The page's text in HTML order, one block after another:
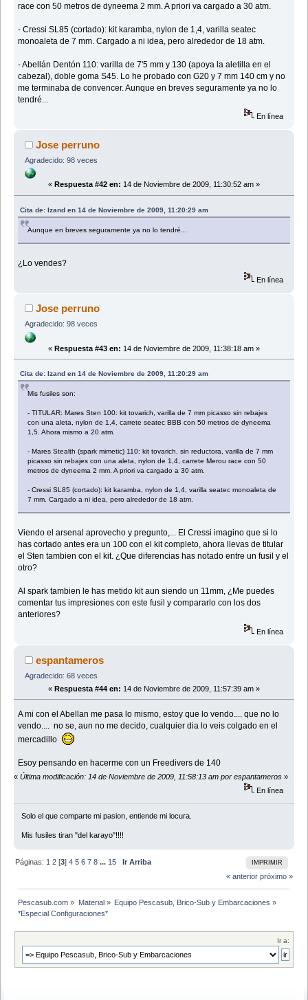
race con 50 metros de dyneema 2 mm. A priori va cargado a 30 atm.
- Cressi SL85 (cortado): kit karamba, nylon de 1,4, varilla seatec
monoaleta de 7 mm. Cargado a ni idea, pero alrededor de 18 atm.
- Abellán Dentón 110: varilla de 7'5 mm y 130 (apoya la aletilla en el
cabezal), doble goma S45. Lo he probado con G20 y 7 mm 140 cm y no
me terminaba de convencer. Aunque en breves seguramente ya no lo
tendré...
En línea
Jose perruno
Agradecido: 98 veces
« Respuesta #42 en: 14 de Noviembre de 2009, 11:30:52 am »
Cita de: Izand en 14 de Noviembre de 2009, 11:20:29 am
Aunque en breves seguramente ya no lo tendré...
¿Lo vendes?
En línea
Jose perruno
Agradecido: 98 veces
« Respuesta #43 en: 14 de Noviembre de 2009, 11:38:18 am »
Cita de: Izand en 14 de Noviembre de 2009, 11:20:29 am
Mis fusiles son:
- TITULAR: Mares Sten 100: kit tovarich, varilla de 7 mm picasso sin rebajes
con una aleta, nylon de 1,4, carrete seatec BBB con 50 metros de dyneema
1,5. Ahora mismo a 20 atm.
- Mares Stealth (spark mimetic) 110: kit tovarich, sin reductora, varilla de 7 mm
picasso sin rebajes con una aleta, nylon de 1,4, carrete Merou race con 50
metros de dyneema 2 mm. A priori va cargado a 30 atm.
- Cressi SL85 (cortado): kit karamba, nylon de 1,4, varilla seatec monoaleta de
7 mm. Cargado a ni idea, pero alrededor de 18 atm.
Viendo el arsenal aprovecho y pregunto,... El Cressi imagino que si lo
has cortado antes era un 100 con el kit completo, ahora llevas de titular
el Sten tambien con el kit. ¿Que diferencias has notado entre un fusil y el
otro?
Al spark tambien le has metido kit aun siendo un 11mm, ¿Me puedes
comentar tus impresiones con este fusil y compararlo con los dos
anteriores?
En línea
espantameros
Agradecido: 68 veces
« Respuesta #44 en: 14 de Noviembre de 2009, 11:57:39 am »
A mi con el Abellan me pasa lo mismo, estoy que lo vendo.... que no lo
vendo.... no se, aun no me decido, cualquier dia lo veis colgado en el
mercadillo
Esoy pensando en hacerme con un Freedivers de 140
« Última modificación: 14 de Noviembre de 2009, 11:58:13 am por espantameros »
En línea
Solo el que comparte mi pasion, entiende mi locura.
Mis fusiles tiran "del karayo"!!!!
IMPRIMIR
Páginas: 1 2 [3]4 5 6 7 8 ... 15
Ir Arriba
« anterior próximo »
Pescasub.com » Material» Equipo Pescasub, Brico-Sub y Embarcaciones »
*Especial Configuraciones*
Ir a: